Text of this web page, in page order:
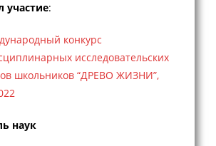
участие:
конкурс
исследовательских
школьников “ДРЕВО ЖИЗНИ”,
наук